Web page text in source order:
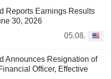
Reports Earnings Results
30, 2026
05.08.
Announces Resignation of
Officer, Effective